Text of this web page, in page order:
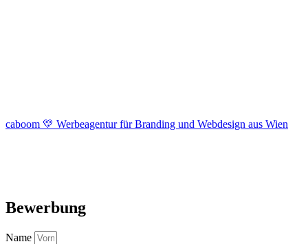
caboom 💛 Werbeagentur für Branding und Webdesign aus Wien
Bewerbung
Name